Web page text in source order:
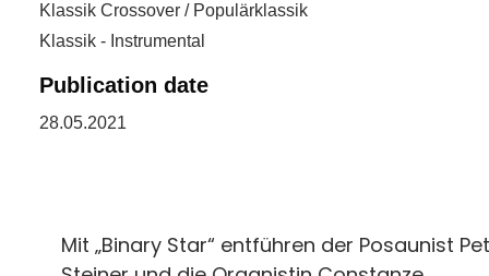
Klassik Crossover / Populärklassik
Klassik - Instrumental
Publication date
28.05.2021
Mit „Binary Star“ entführen der Posaunist